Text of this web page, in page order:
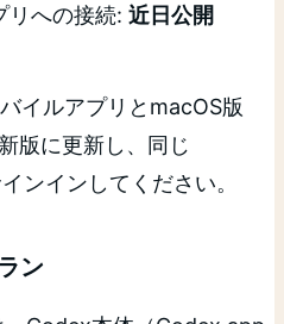
リへの接続:近日公開
イルアプリとmacOS版
版に更新し、同じ
ンインしてください。
ン